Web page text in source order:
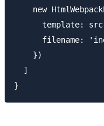
new
template:
filename:
    })
  ]